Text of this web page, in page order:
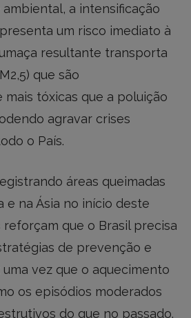
a intensificação
um risco imediato à
resultante transporta
que são
tóxicas que a poluição
agravar crises
o País.
áreas queimadas
e na Ásia no início deste
reforçam que o Brasil precisa
de prevenção e
vez que o aquecimento
os episódios moderados
do que no passado.